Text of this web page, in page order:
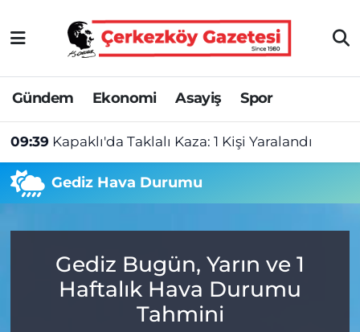
Gündem Ekonomi Asayiş Spor
09:39 Kapaklı'da Taklalı Kaza: 1 Kişi Yaralandı
Gediz Hava Durumu
Gediz Bugün, Yarın ve 1
Haftalık Hava Durumu
Tahmini
Asayiş
Ekonomi
Gündem
Haber
Manşet
Tekirdağ Nöbetçi Eczaneler
Tekirdağ Hava Durumu
Tekirdağ Namaz Vakitleri
Tekirdağ Trafik Yoğunluk Haritası
Tüm Manşetler
Son Dakika Haberleri